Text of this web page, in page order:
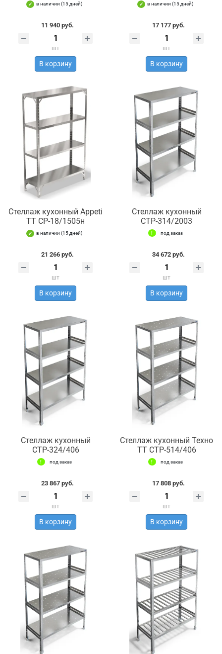
в наличии (15 дней)
11 940 руб.
шт
В корзину
в наличии (15 дней)
17 177 руб.
шт
В корзину
Стеллаж кухонный Appeti
ТТ СР-18/1505н
в наличии (15 дней)
21 266 руб.
шт
В корзину
Стеллаж кухонный
СТР-314/2003
под заказ
34 672 руб.
шт
В корзину
Стеллаж кухонный
СТР-324/406
под заказ
23 867 руб.
шт
В корзину
Стеллаж кухонный Техно
ТТ СТР-514/406
под заказ
17 808 руб.
шт
В корзину